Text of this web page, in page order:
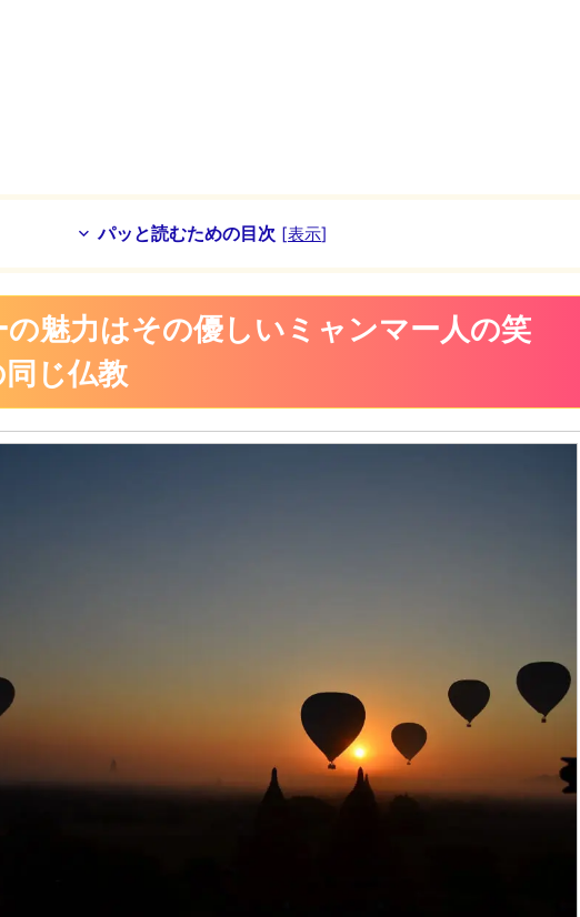
パッと読むための目次 [表示]
の魅力はその優しいミャンマー人の笑
じ仏教